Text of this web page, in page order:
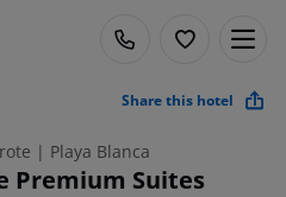
Share this hotel
| Playa Blanca
Premium Suites